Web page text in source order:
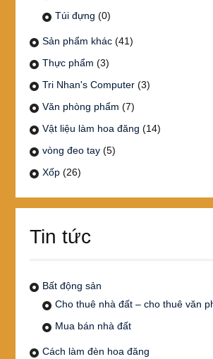
Túi đựng (0)
Sản phẩm khác (41)
Thực phẩm (3)
Tri Nhan's Computer (3)
Văn phòng phẩm (7)
Vật liệu làm hoa đăng (14)
vòng đeo tay (5)
Xốp (26)
Tin tức
Bất động sản
Cho thuê nhà đất – cho thuê văn
Mua bán nhà đất
Cách làm đèn hoa đăng